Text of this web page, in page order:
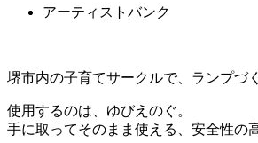
アーティストバンク
堺市内の子育てサークルで、ランプづ
使用するのは、ゆびえのぐ。
手に取ってそのまま使える、安全性の